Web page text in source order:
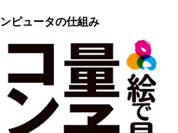
ピュータの仕組み